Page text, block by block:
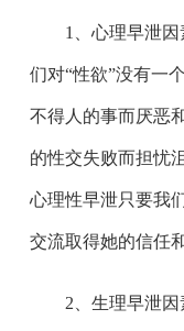
1、心理早泄
们对“性欲”没有一
不得人的事而厌恶
的性交失败而担忧
心理性早泄只要我
交流取得她的信任
2、生理早泄